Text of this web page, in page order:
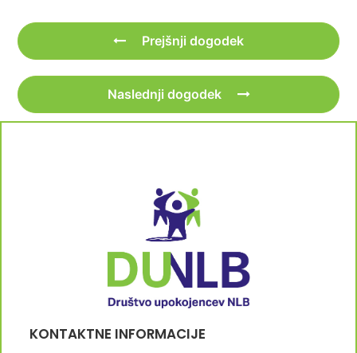
Prejšnji dogodek
Naslednji dogodek
KONTAKTNE INFORMACIJE